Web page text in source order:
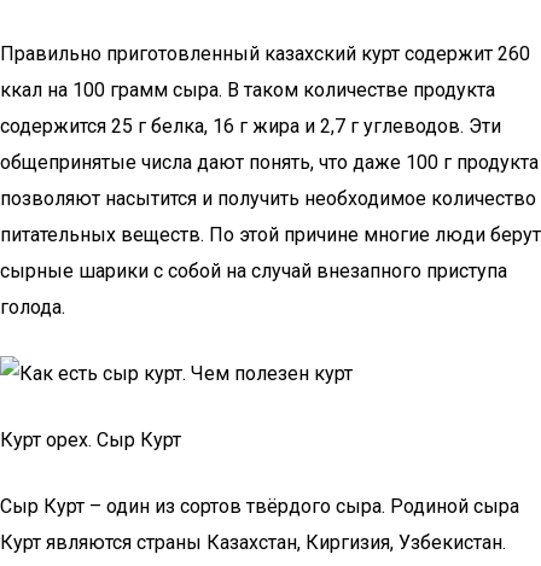
Правильно приготовленный казахский курт содержит 260
ккал на 100 грамм сыра. В таком количестве продукта
содержится 25 г белка, 16 г жира и 2,7 г углеводов. Эти
общепринятые числа дают понять, что даже 100 г продукта
позволяют насытится и получить необходимое количество
питательных веществ. По этой причине многие люди берут
сырные шарики с собой на случай внезапного приступа
голода.
Курт орех. Сыр Курт
Сыр Курт – один из сортов твёрдого сыра. Родиной сыра
Курт являются страны Казахстан, Киргизия, Узбекистан.